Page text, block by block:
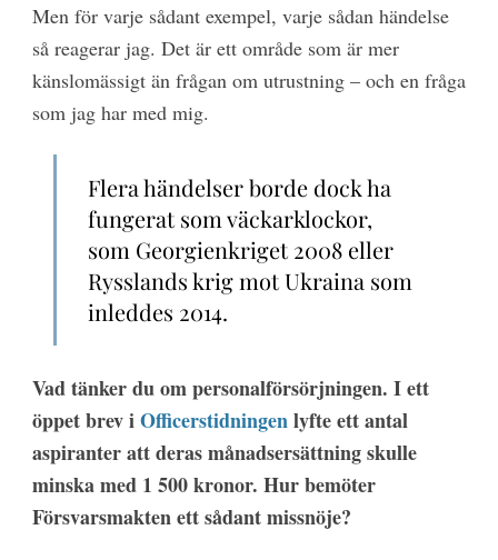
Men för varje sådant exempel, varje sådan händelse
så reagerar jag. Det är ett område som är mer
känslomässigt än frågan om utrustning – och en fråga
som jag har med mig.
Flera händelser borde dock ha
fungerat som väckarklockor,
som Georgienkriget 2008 eller
Rysslands krig mot Ukraina som
inleddes 2014.
Vad tänker du om personalförsörjningen. I ett
öppet brev iOfficerstidningenlyfte ett antal
aspiranter att deras månadsersättning skulle
minska med 1 500 kronor. Hur bemöter
Försvarsmakten ett sådant missnöje?